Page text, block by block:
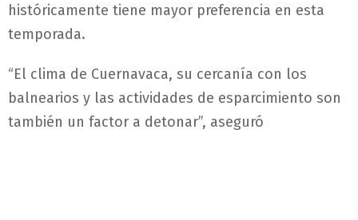
históricamente tiene mayor preferencia en esta
temporada.
“El clima de Cuernavaca, su cercanía con los
balnearios y las actividades de esparcimiento son
también un factor a detonar”, aseguró